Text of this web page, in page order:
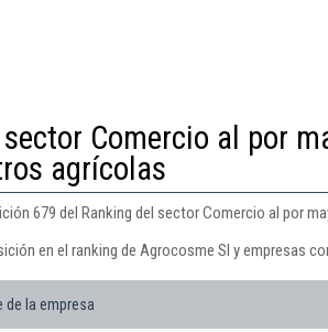
Comercio al por
agrícolas
679 del Ranking del sector Comercio al por
en el ranking de Agrocosme Sl y empresas
de la empresa